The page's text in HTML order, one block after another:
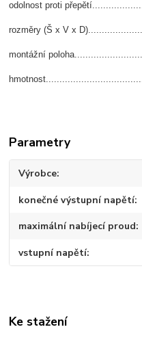
odolnost proti
rozměry (Š x V x
montážní
Parametry
Výrobce
konečné výstupní napětí
maximální nabíjecí proud
vstupní napětí
Ke stažení